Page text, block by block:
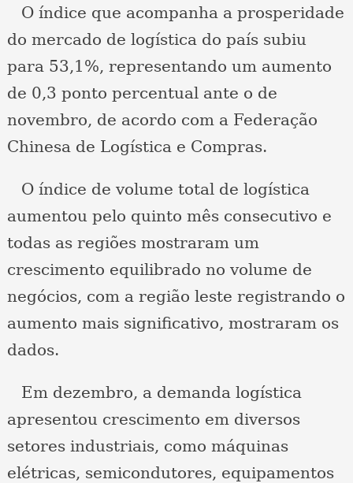
O índice que acompanha a prosperidade
do mercado de logística do país subiu
para 53,1%, representando um aumento
de 0,3 ponto percentual ante o de
novembro, de acordo com a Federação
Chinesa de Logística e Compras.
O índice de volume total de logística
aumentou pelo quinto mês consecutivo e
todas as regiões mostraram um
crescimento equilibrado no volume de
negócios, com a região leste registrando o
aumento mais significativo, mostraram os
dados.
Em dezembro, a demanda logística
apresentou crescimento em diversos
setores industriais, como máquinas
elétricas, semicondutores, equipamentos